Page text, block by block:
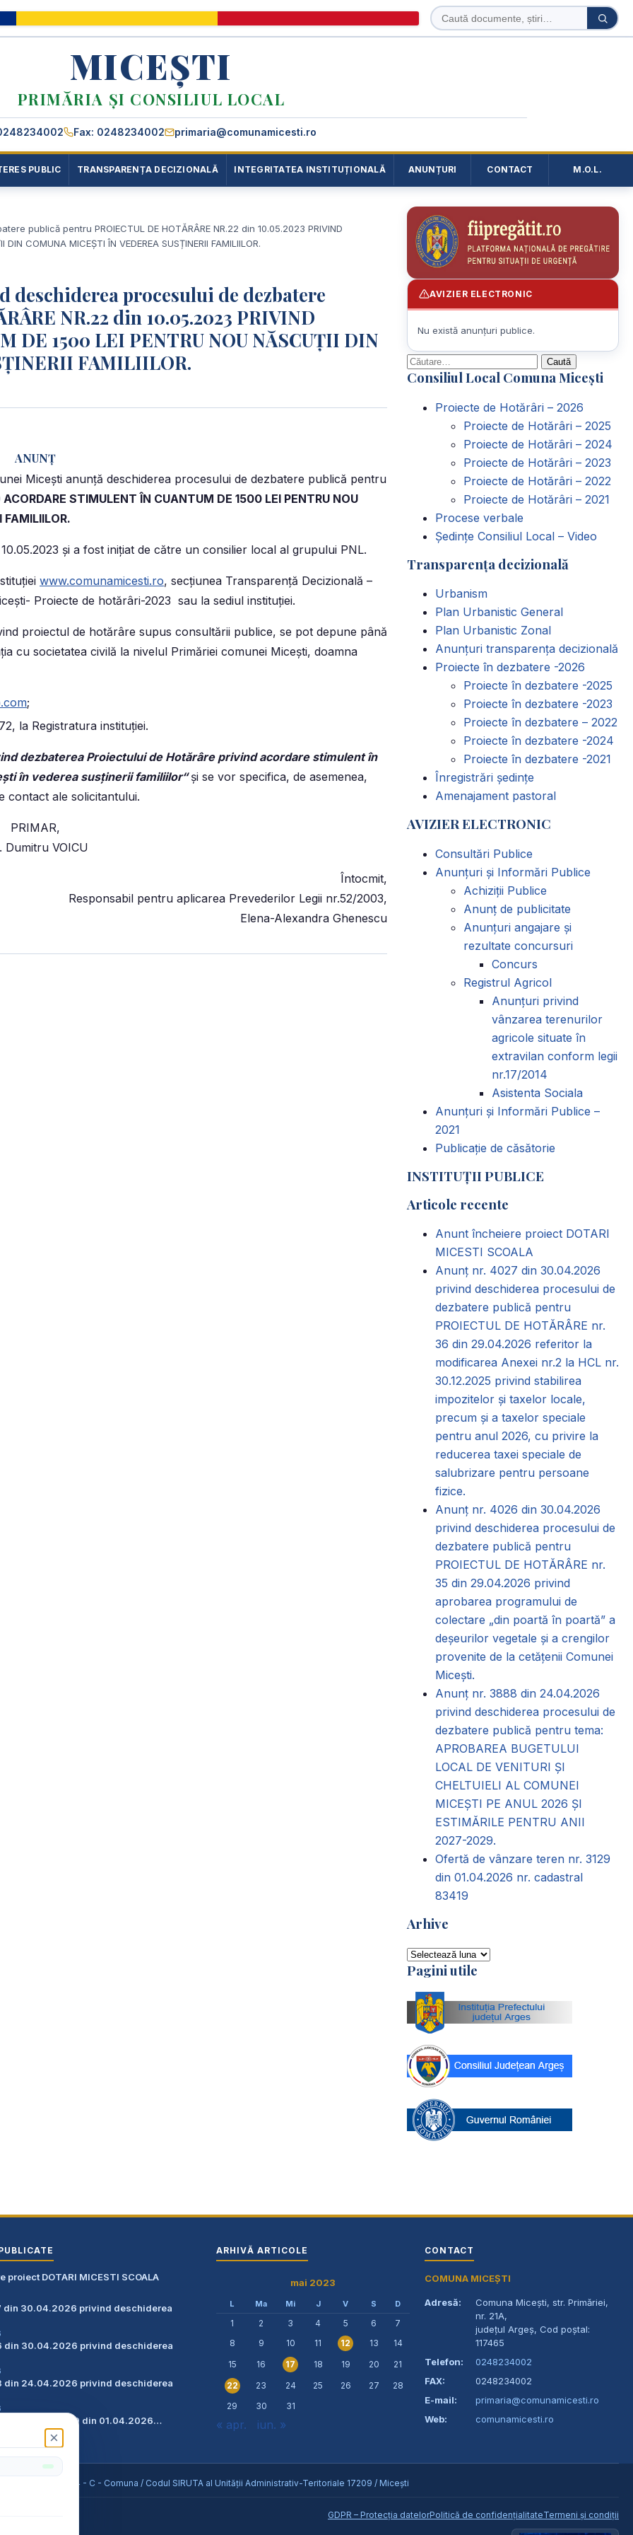
Caută
în
Caută
MICEȘTI
PRIMĂRIA ȘI CONSILIUL LOCAL
Fax: 0248234002 primaria@comunamicesti.ro
PUBLIC TRANSPARENȚA DECIZIONALĂ INTEGRITATEA INSTITUȚIONALĂ ANUNȚURI CONTACT M.O.L.
publică pentru PROIECTUL DE HOTĂRÂRE NR.22 din 10.05.2023 PRIVIND
COMUNA MICEȘTI ÎN VEDEREA SUSȚINERII FAMILIILOR.
deschiderea procesului de dezbatere
NR.22 din 10.05.2023 PRIVIND
DE 1500 LEI PENTRU NOU NĂSCUȚII DIN
FAMILIILOR.
ANUNŢ
Miceşti anunţă deschiderea procesului de dezbatere publică pentru
STIMULENT ÎN CUANTUM DE 1500 LEI PENTRU NOU
FAMILIILOR.
şi a fost iniţiat de către un consilier local al grupului PNL.
www.comunamicesti.ro, secţiunea Transparenţă Decizională –
Proiecte de hotărâri-2023 sau la sediul instituţiei.
proiectul de hotărâre supus consultării publice, se pot depune până
cu societatea civilă la nivelul Primăriei comunei Miceşti, doamna
;
la Registratura instituţiei.
dezbaterea Proiectului de Hotărâre privind acordare stimulent în
în vederea susținerii familiilor“şi se vor specifica, de asemenea,
contact ale solicitantului.
PRIMAR,
Dumitru VOICU
Întocmit,
Responsabil pentru aplicarea Prevederilor Legii nr.52/2003,
Elena-Alexandra Ghenescu
AVIZIER ELECTRONIC
Nu există anunțuri publice.
Caută
după:
Consiliul Local Comuna Micești
Proiecte de Hotărâri – 2026
Proiecte de Hotărâri – 2025
Proiecte de Hotărâri – 2024
Proiecte de Hotărâri – 2023
Proiecte de Hotărâri – 2022
Proiecte de Hotărâri – 2021
Procese verbale
Ședințe Consiliul Local – Video
Transparența decizională
Urbanism
Plan Urbanistic General
Plan Urbanistic Zonal
Anunțuri transparența decizională
Proiecte în dezbatere -2026
Proiecte în dezbatere -2025
Proiecte în dezbatere -2023
Proiecte în dezbatere – 2022
Proiecte în dezbatere -2024
Proiecte în dezbatere -2021
Înregistrări ședințe
Amenajament pastoral
AVIZIER ELECTRONIC
Consultări Publice
Anunțuri și Informări Publice
Achiziții Publice
Anunț de publicitate
Anunțuri angajare și
rezultate concursuri
Concurs
Registrul Agricol
Anunţuri privind
vânzarea terenurilor
agricole situate în
extravilan conform legii
nr.17/2014
Asistenta Sociala
Anunțuri și Informări Publice –
2021
Publicație de căsătorie
INSTITUȚII PUBLICE
Articole recente
Anunt încheiere proiect DOTARI
MICESTI SCOALA
Anunț nr. 4027 din 30.04.2026
privind deschiderea procesului de
dezbatere publică pentru
PROIECTUL DE HOTĂRÂRE nr.
36 din 29.04.2026 referitor la
modificarea Anexei nr.2 la HCL nr.
30.12.2025 privind stabilirea
impozitelor și taxelor locale,
precum și a taxelor speciale
pentru anul 2026, cu privire la
reducerea taxei speciale de
salubrizare pentru persoane
fizice.
Anunț nr. 4026 din 30.04.2026
privind deschiderea procesului de
dezbatere publică pentru
PROIECTUL DE HOTĂRÂRE nr.
35 din 29.04.2026 privind
aprobarea programului de
colectare „din poartă în poartă” a
deșeurilor vegetale și a crengilor
provenite de la cetățenii Comunei
Micești.
Anunț nr. 3888 din 24.04.2026
privind deschiderea procesului de
dezbatere publică pentru tema:
APROBAREA BUGETULUI
LOCAL DE VENITURI ȘI
CHELTUIELI AL COMUNEI
MICEȘTI PE ANUL 2026 ȘI
ESTIMĂRILE PENTRU ANII
2027-2029.
Ofertă de vânzare teren nr. 3129
din 01.04.2026 nr. cadastral
83419
Arhive
Arhive
Pagini utile
proiect DOTARI MICESTI SCOALA
din 30.04.2026 privind deschiderea
din 30.04.2026 privind deschiderea
din 24.04.2026 privind deschiderea
teren nr. 3129 din 01.04.2026…
ARHIVĂ ARTICOLE
mai 2023
L Ma Mi J V S D
1 2 3 4 5 6
7
8
9 10 11 12 13
14
15
16 17 18 19 20 21
22 23 24 25 26 27
28
29
30 31
« apr. iun. »
CONTACT
COMUNA MICEȘTI
Adresă:
Comuna Micești, str. Primăriei,
nr. 21A,
județul Argeș, Cod poștal:
117465
Telefon:
0248234002
FAX:
0248234002
E-mail:
primaria@comunamicesti.ro
Web:
comunamicesti.ro
/ Tipul UAT - 14 - C - Comuna / Codul SIRUTA al Unității Administrativ-Teritoriale 17209 / Micești
GDPR – Protecția datelorPolitică de confidențialitateTermeni și condiții
×